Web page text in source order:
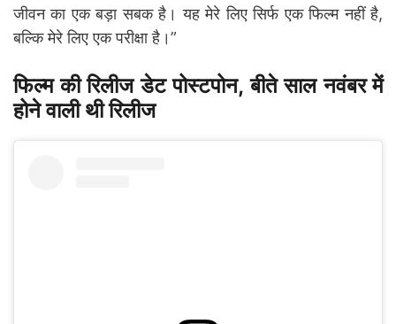
जीवन का एक बड़ा सबक है। यह मेरे लिए सिर्फ एक फिल्म नहीं है,
बल्कि मेरे लिए एक परीक्षा है।”
फिल्म की रिलीज डेट पोस्टपोन,बीते साल नवंबर में
होने वाली थी रिलीज